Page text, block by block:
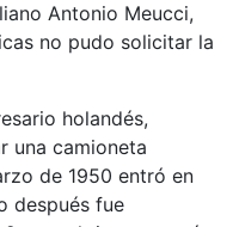
Antonio Meucci,
no pudo solicitar la
holandés,
una camioneta
de 1950 entró en
después fue